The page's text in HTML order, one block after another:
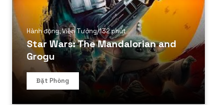
Hành động,Viễn Tưởng/132 phút
Star Wars: The Mandalorian and
Grogu
Đặt Phòng